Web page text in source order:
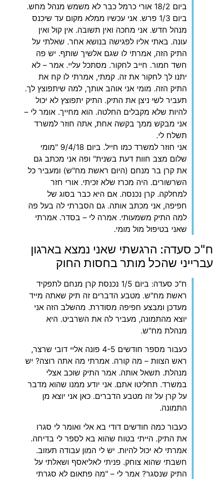
ביום 18/2 אורי כרמל כבר לא משמש מנהל מחש.
ביום 1/3 פרש. אני עכשיו ממלא מקום עד שיכנס
מנהל חדש. אני מחכה ואין תשובה. אין קול ואין
עונה. באתי אליו לפגישה בנושא אחר. שאלתי על
התיק הזה, אמרתי לו שגם אלשיך שותף. יש פה
חשד חמור. חייב לחקור. מסתכל עליי. אמר – לא
יתנו לך לחקור את זה. קמתי, אמרתי לו קח את
התיק הזה. מומי אני אוהב אותך, למה שיתפוצץ לך.
תעביר לשי ניצן את התיק. התיק יתפוצץ לא יכול
להיות שלא מקבלים החלטה. הוא מחייך. אומר לי –
אני מבקש ממך בקשה אחת, אתה חוזר למשרד
תשלח לי.
אני חוזר למשרד כמו חייל. ביום 9/4/18 "מומי
שלום מצב חוות דעת בשנית" ופה אני מכתב גם
את קרן בר מנחם (היום ראשת מח"ש) ומעביר כל
השרשורים. היה מכרז שלא זכיתי. אורי חזר
למחלקה. קרן נכנסה. אם היא כבר בסוג של
חפיפה, אני מכתב אותה. גם הסברתי לה בעל פה
למה התיק משמעותי. אמרה לי – בסדר. אמרתי
שאני בטיפול מול מומי.
‏ח"כ סעדה: הרגשתי שאני נמצא בארגון
עברייני שהכל מותר בחסות החוק
ח"כ סעדה: ביום 1/5 נכנסת קרן מנחם לתפקיד
ראשת מח"ש. מטבע הדברים זה תיק שאתה מייד
מעדכן ומבצע חפיפה מסודרת. מהשלב הזה אני
יוצא מהתמונה, מעביר לה את השרביט. היא
מנהלת מח"ש.
‏כעבור מספר חודשים 4-5 פונה אליי דובי שרצר,
ראש הצוות – מה קורה. אמרתי מה אתה רוצה? יש
מנהלת. תשאל אותה. אמר התיק שוכב אצלי
במשרד. תחליטו אתם. אני יודע ממנו שהוא מדבר
על קרן על זה מטבע הדברים. כאן אני יוצא מן
התמונה.
‏כעבור כמה חודשים דודי בא אלי ואומר לי סגרו
את התיק. הייתי בטוח שהוא בא לספר לי בדיחה.
אמרתי לא יכול להיות. יש לי המון עבודה תעזוב.
חשבתי שהוא צוחק. פניתי לאליאסף ושאלתי על
התיק שנסגר? אמר לי – "מה פתאום לא סגרתי